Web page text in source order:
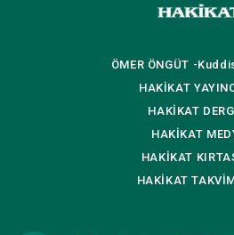
ÖMER ÖNGÜT -
HAKİKAT
HAKİKAT
HAKİKAT
HAKİKAT
HAKİKAT